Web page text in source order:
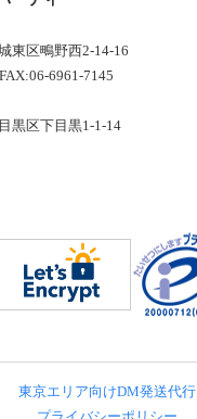
東区鴫野西2-14-16
6961-7145
黒区下目黒1-1-14
東京エリア向けDM発送代行